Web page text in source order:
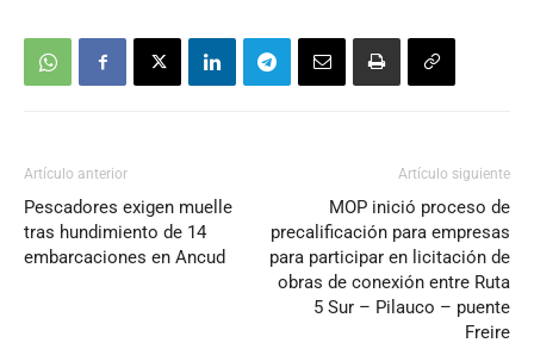
Artículo anterior
Pescadores exigen muelle
tras hundimiento de 14
embarcaciones en Ancud
Artículo siguiente
MOP inició proceso de
precalificación para empresas
para participar en licitación de
obras de conexión entre Ruta
5 Sur – Pilauco – puente
Freire